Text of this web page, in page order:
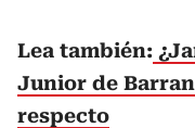
Lea también:
Junior de
respecto